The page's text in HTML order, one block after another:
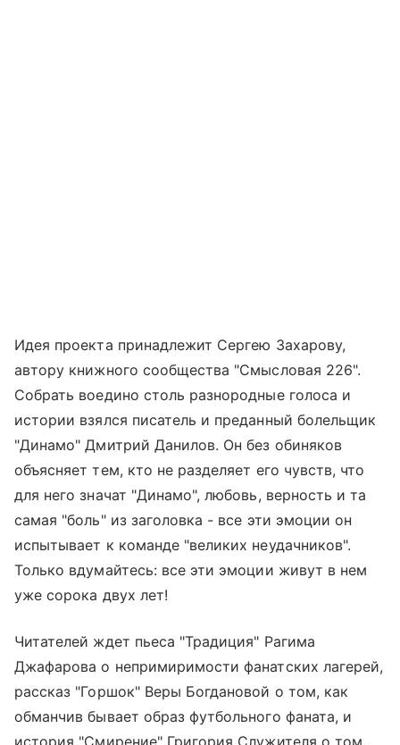
Идея проекта принадлежит Сергею Захарову,
автору книжного сообщества "Смысловая 226".
Собрать воедино столь разнородные голоса и
истории взялся писатель и преданный болельщик
"Динамо" Дмитрий Данилов. Он без обиняков
объясняет тем, кто не разделяет его чувств, что
для него значат "Динамо", любовь, верность и та
самая "боль" из заголовка - все эти эмоции он
испытывает к команде "великих неудачников".
Только вдумайтесь: все эти эмоции живут в нем
уже сорока двух лет!
Читателей ждет пьеса "Традиция" Рагима
Джафарова о непримиримости фанатских лагерей,
рассказ "Горшок" Веры Богдановой о том, как
обманчив бывает образ футбольного фаната, и
история "Смирение" Григория Служителя о том,